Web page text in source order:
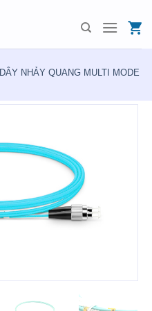
DÂY NHẢY QUANG MULTI MODE